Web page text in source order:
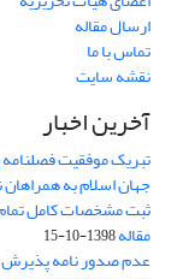
ارسال مقاله
تماس با ما
نقشه سایت
آخرین اخبار
تبریک موفقیت
جهان اسلام به
ثبت مشخصات کامل
مقاله1398-10-15
عدم صدور نامه